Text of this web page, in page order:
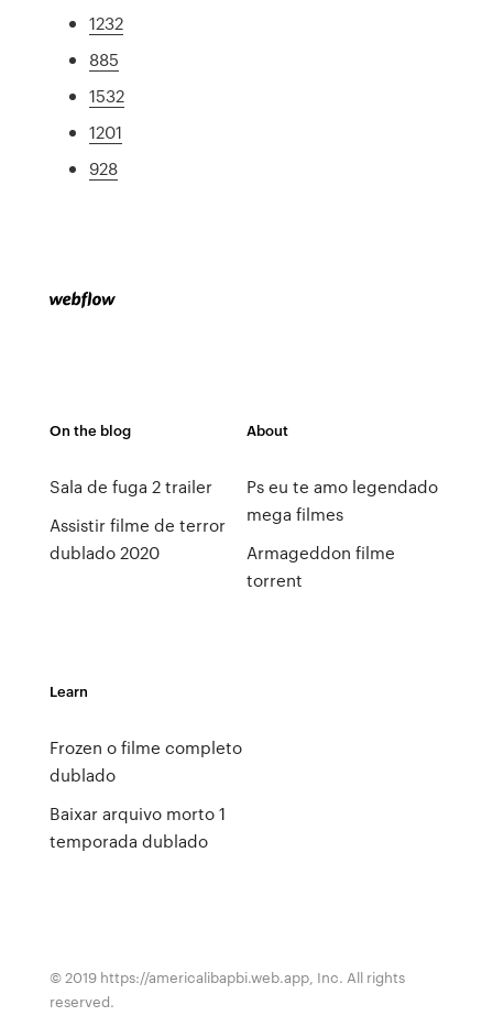
1232
885
1532
1201
928
On the blog
Sala de fuga 2 trailer
Assistir filme de terror
dublado 2020
About
Ps eu te amo legendado
mega filmes
Armageddon filme
torrent
Learn
Frozen o filme completo
dublado
Baixar arquivo morto 1
temporada dublado
© 2019 https://americalibapbi.web.app, Inc. All rights
reserved.